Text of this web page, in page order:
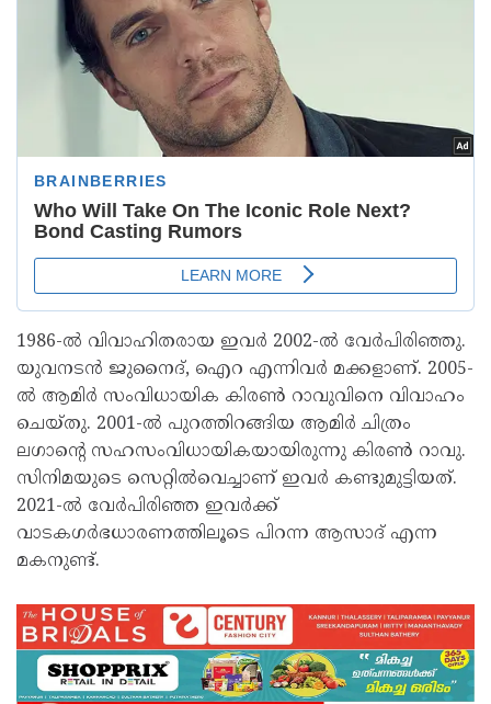
1986-ൽ വിവാഹിതരായ ഇവർ 2002-ൽ വേർപിരിഞ്ഞു.
യുവനടൻ ജുനൈദ്, ഐറ എന്നിവർ മക്കളാണ്. 2005-
ൽ ആമിർ സംവിധായിക കിരൺ റാവുവിനെ വിവാഹം
ചെയ്തു. 2001-ൽ പുറത്തിറങ്ങിയ ആമിർ ചിത്രം
ലഗാന്റെ സഹസംവിധായികയായിരുന്നു കിരൺ റാവു.
സിനിമയുടെ സെറ്റിൽവെച്ചാണ് ഇവർ കണ്ടുമുട്ടിയത്.
2021-ൽ വേർപിരിഞ്ഞ ഇവർക്ക്
വാടകഗർഭധാരണത്തിലൂടെ പിറന്ന ആസാദ് എന്ന
മകനുണ്ട്.